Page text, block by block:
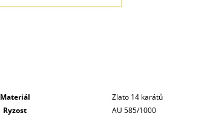
Materiál
Zlato 14 karátů
Ryzost
AU 585/1000